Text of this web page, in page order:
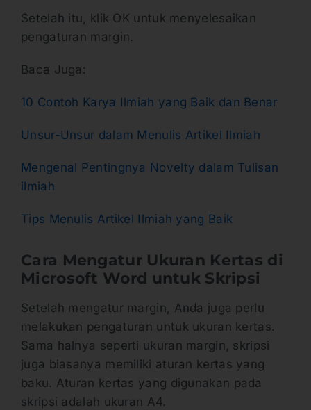
Setelah itu, klik OK untuk menyelesaikan
pengaturan margin.
Baca Juga:
10 Contoh Karya Ilmiah yang Baik dan Benar
Unsur-Unsur dalam Menulis Artikel Ilmiah
Mengenal Pentingnya Novelty dalam Tulisan
ilmiah
Tips Menulis Artikel Ilmiah yang Baik
Cara Mengatur Ukuran Kertas di
Microsoft Word untuk Skripsi
Setelah mengatur margin, Anda juga perlu
melakukan pengaturan untuk ukuran kertas.
Sama halnya seperti ukuran margin, skripsi
juga biasanya memiliki aturan kertas yang
baku. Aturan kertas yang digunakan pada
skripsi adalah ukuran A4.